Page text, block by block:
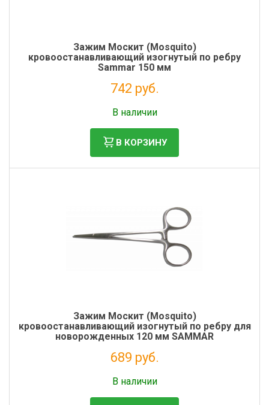
Зажим Москит (Mosquito)
кровоостанавливающий изогнутый по ребру
Sammar 150 мм
742 руб.
В наличии
В КОРЗИНУ
Зажим Москит (Mosquito)
кровоостанавливающий изогнутый по ребру для
новорожденных 120 мм SAMMAR
689 руб.
В наличии